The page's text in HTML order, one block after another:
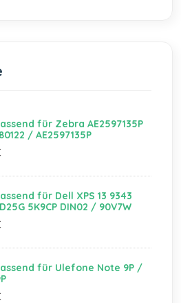
für Zebra AE2597135P
/ AE2597135P
für Dell XPS 13 9343
5K9CP DIN02 / 90V7W
für Ulefone Note 9P /